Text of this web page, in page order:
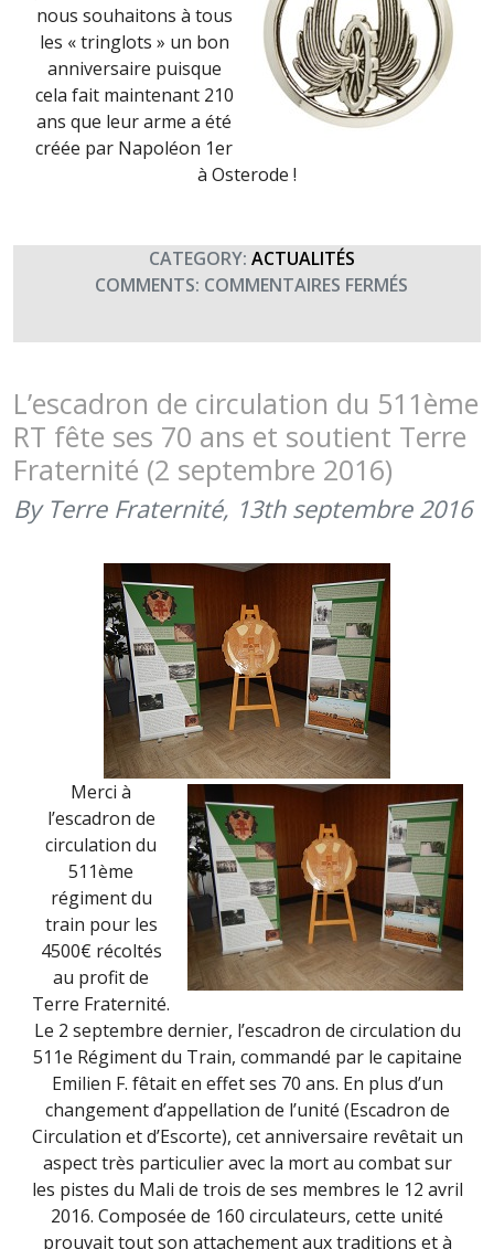
nous souhaitons à tous
les « tringlots » un bon
anniversaire puisque
cela fait maintenant 210
ans que leur arme a été
créée par Napoléon 1er
à Osterode !
CATEGORY: ACTUALITÉS
COMMENTS: COMMENTAIRES FERMÉS
TOUS
LES
«
2017)
L’escadron de circulation du 511ème
RT fête ses 70 ans et soutient Terre
Fraternité (2 septembre 2016)
By Terre Fraternité, 13th septembre 2016
Merci à
l’escadron de
circulation du
511ème
régiment du
train pour les
4500€ récoltés
au profit de
Terre Fraternité.
Le 2 septembre dernier, l’escadron de circulation du
511e Régiment du Train, commandé par le capitaine
Emilien F. fêtait en effet ses 70 ans. En plus d’un
changement d’appellation de l’unité (Escadron de
Circulation et d’Escorte), cet anniversaire revêtait un
aspect très particulier avec la mort au combat sur
les pistes du Mali de trois de ses membres le 12 avril
2016. Composée de 160 circulateurs, cette unité
prouvait tout son attachement aux traditions et à